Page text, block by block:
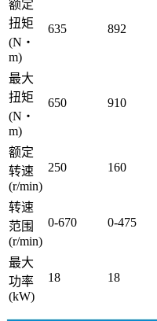
额定
扭矩
(N・
m)
635 892
最大
扭矩
(N・
m)
650 910
额定
转速
(r/min)
250 160
转速
范围
(r/min)
0-670 0-475
最大
功率
(kW)
18 18